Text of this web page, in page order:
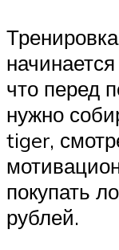
что перед
нужно
tiger,
покупать
рублей.